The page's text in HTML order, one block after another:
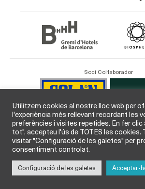
Soci Col·laborador
Utilitzem cookies al nostre lloc web per
l'experiència més rellevant recordant les
preferències i visites repetides. En fer
tot", accepteu l'ús de TOTES les cookies.
visitar "Configuració de les galetes" per
consentiment controlat.
Configuració de les galetes Acceptar-